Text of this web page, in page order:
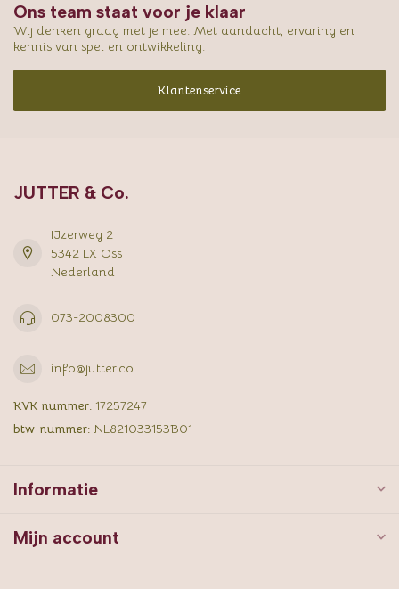
Ons team staat voor je klaar
Wij denken graag met je mee. Met aandacht, ervaring en
kennis van spel en ontwikkeling.
Klantenservice
JUTTER & Co.
IJzerweg 2
5342 LX Oss
Nederland
073-2008300
info@jutter.co
KVK nummer: 17257247
btw-nummer: NL821033153B01
Informatie
Mijn account